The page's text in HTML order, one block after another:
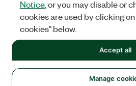
法律信息| IMPRINT|中国特定隐私声明
cookies
Notice, or you may disable or
cookies are used by clicking
cookies" below.
Manage
Accept all